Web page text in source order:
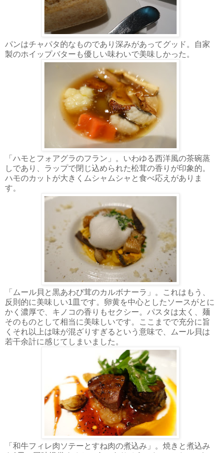
パンはチャパタ的なものであり深みがあってグッド。自家
製のホイップバターも優しい味わいで美味しかった。
「ハモとフォアグラのフラン」。いわゆる西洋風の茶碗蒸
しであり、ラップで閉じ込められた松茸の香りが印象的。
ハモのカットが大きくムシャムシャと食べ応えがありま
す。
「ムール貝と黒あわび茸のカルボナーラ」。これはもう、
反則的に美味しい1皿です。卵黄を中心としたソースがとに
かく濃厚で、キノコの香りもセクシー。パスタは太く、麺
そのものとして相当に美味しいです。ここまでで充分に旨
くそれ以上は味が混ざりすぎるという意味で、ムール貝は
若干余計に感じてしまいました。
「和牛フィレ肉ソテーとすね肉の煮込み」。焼きと煮込み